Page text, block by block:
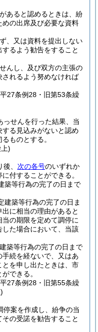
あると認めるときは、紛
の出席及び必要な資料
、又は資料を提出しない
るよう勧告をすること
んし、及び双方の主張の
れるよう努めなければ
27条例28・旧第53条繰
っせんを行った結果、当
る見込みがないと認め
ものとする。
)
、 次の各号のいずれか
付することができる。
築等行為の完了の日まで
建築等行為の完了の日ま
に相当の理由があると
の期限を定めて調停に
た場合において、当該
築等行為の完了の日まで
続を経ないで、又はあ
を申し出たときは、市
できる。
27条例28・旧第55条繰
案を作成し、紛争の当
の受諾を勧告すること